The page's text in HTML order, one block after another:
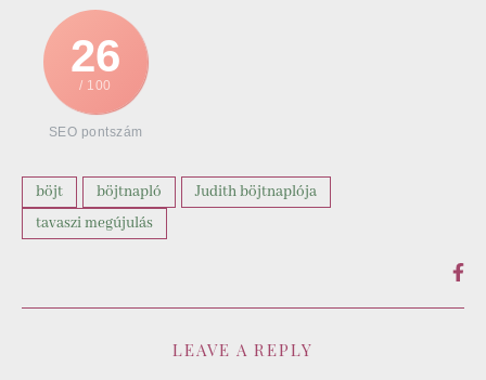
26
/ 100
SEO pontszám
böjt böjtnapló
Judith böjtnaplója
tavaszi megújulás
LEAVE A REPLY